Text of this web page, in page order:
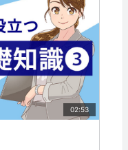
02:53